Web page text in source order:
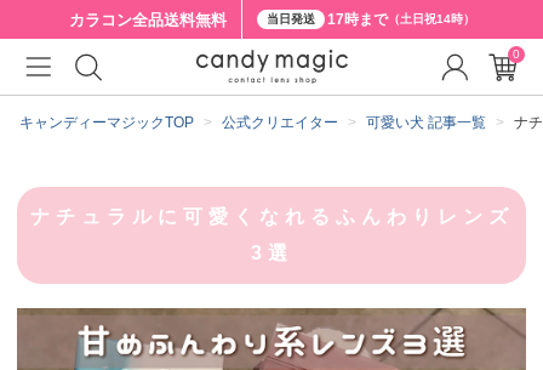
カラコン全品送料無料 当日発送 17時まで（土日祝14時）
キャンディーマジックTOP 公式クリエイター 可愛い犬 記事一覧 ナ
ナチュラルに可愛くなれるふんわりレンズ
3選
0